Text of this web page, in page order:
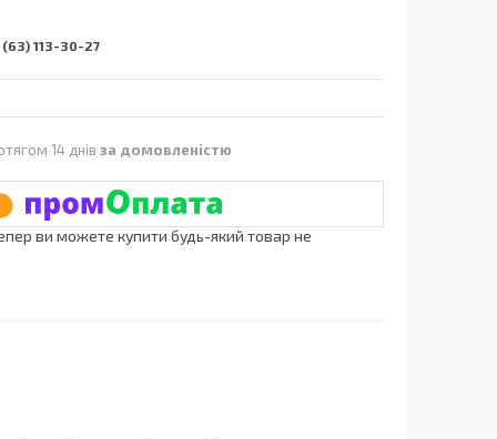
113-30-27
14 днів за домовленістю
ви можете купити будь-який товар не